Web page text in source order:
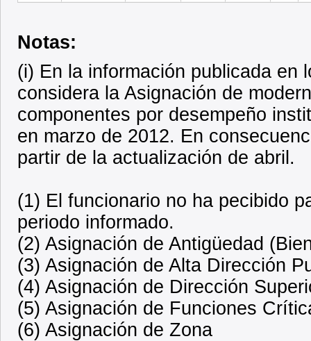
Notas:
(i) En la información publicada en
considera la Asignación de
componentes por desempeño
en marzo de 2012. En
partir de la actualización de abril.
(1) El funcionario no ha pecibido
periodo informado.
(2) Asignación de Antigüedad
(3) Asignación de Alta Dirección
(4) Asignación de Dirección
(5) Asignación de Funciones
(6) Asignación de Zona